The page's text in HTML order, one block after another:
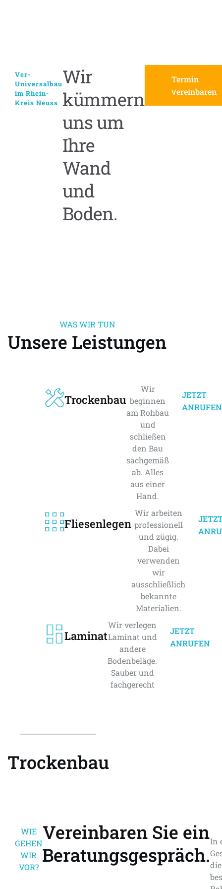
Ver-
Universalbau
im Rhein-
Kreis Neuss
Wir
kümmern
uns um
Ihre
Wand
und
Boden.
Termin
vereinbaren
WAS WIR TUN
Unsere Leistungen
Trockenbau
Wir
beginnen
am Rohbau
und
schließen
den Bau
sachgemäß
ab. Alles
aus einer
Hand.
JETZT
ANRUFEN
Fliesenlegen
Wir arbeiten
professionell
und zügig.
Dabei
verwenden
wir
ausschließlich
bekannte
Materialien.
Laminat
Wir verlegen
Laminat und
andere
Bodenbeläge.
Sauber und
fachgerecht
JETZT
ANRUFEN
Trockenbau
WIE
GEHEN
WIR
VOR?
Vereinbaren Sie ein
Beratungsgespräch.
In